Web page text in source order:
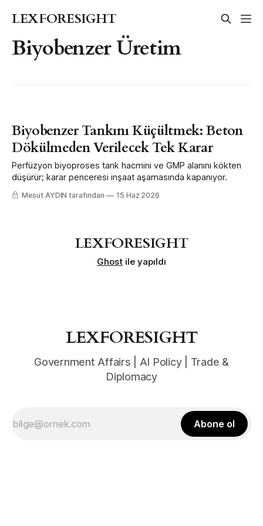
LEXFORESIGHT
Biyobenzer Üretim
Biyobenzer Tankını Küçültmek: Beton
Dökülmeden Verilecek Tek Karar
Perfüzyon biyoproses tank hacmini ve GMP alanını kökten
düşürür; karar penceresi inşaat aşamasında kapanıyor.
Mesut AYDIN tarafından 15 Haz 2026
LEXFORESIGHT
Ghost ile yapıldı
LEXFORESIGHT
Government Affairs | AI Policy | Trade &
Diplomacy
Abone ol